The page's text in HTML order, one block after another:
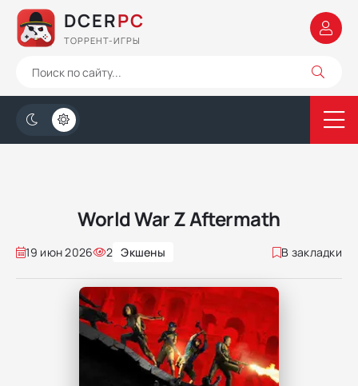
DCERPC
ТОРРЕНТ-ИГРЫ
World War Z Aftermath
19 июн 2026 2 Экшены В закладки